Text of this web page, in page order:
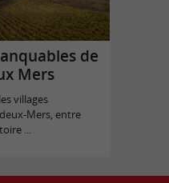
de
Mers
villages
Mers, entre
...